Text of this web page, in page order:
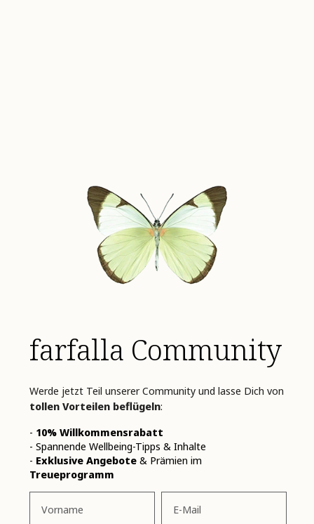
farfalla Community
Werde jetzt Teil unserer Community und lasse Dich von
tollen Vorteilen beflügeln:
- 10% Willkommensrabatt
- Spannende Wellbeing-Tipps & Inhalte
- Exklusive Angebote & Prämien im
Treueprogramm